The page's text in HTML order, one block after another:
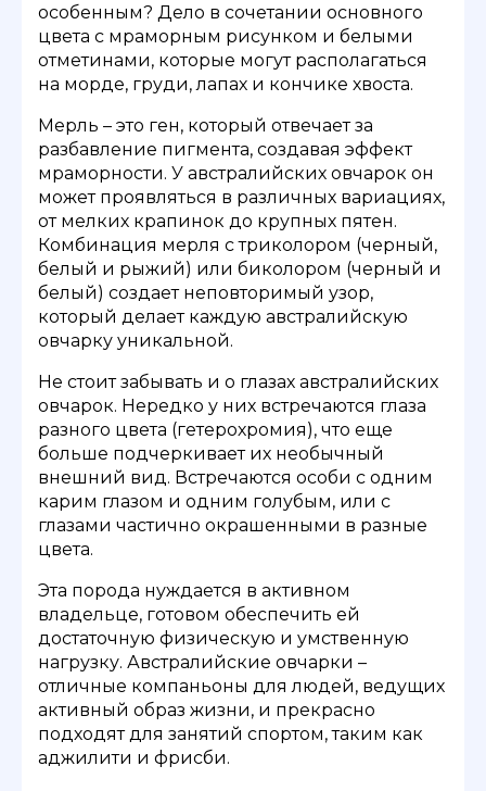
особенным? Дело в сочетании основного
цвета с мраморным рисунком и белыми
отметинами, которые могут располагаться
на морде, груди, лапах и кончике хвоста.
Мерль – это ген, который отвечает за
разбавление пигмента, создавая эффект
мраморности. У австралийских овчарок он
может проявляться в различных вариациях,
от мелких крапинок до крупных пятен.
Комбинация мерля с триколором (черный,
белый и рыжий) или биколором (черный и
белый) создает неповторимый узор,
который делает каждую австралийскую
овчарку уникальной.
Не стоит забывать и о глазах австралийских
овчарок. Нередко у них встречаются глаза
разного цвета (гетерохромия), что еще
больше подчеркивает их необычный
внешний вид. Встречаются особи с одним
карим глазом и одним голубым, или с
глазами частично окрашенными в разные
цвета.
Эта порода нуждается в активном
владельце, готовом обеспечить ей
достаточную физическую и умственную
нагрузку. Австралийские овчарки –
отличные компаньоны для людей, ведущих
активный образ жизни, и прекрасно
подходят для занятий спортом, таким как
аджилити и фрисби.